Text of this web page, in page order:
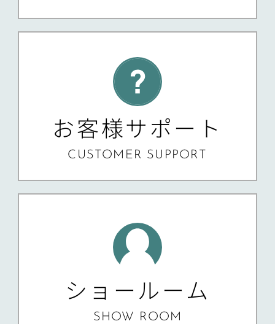
お客様サポート
CUSTOMER SUPPORT
ショールーム
SHOW ROOM